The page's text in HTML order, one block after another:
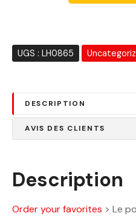
UGS : LH0865
DESCRIPTION
AVIS DES CLIENTS
Description
Order your favorites > Le